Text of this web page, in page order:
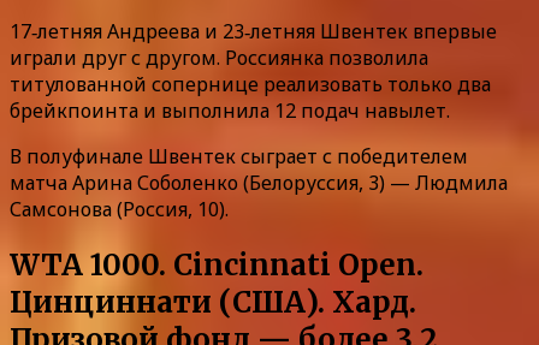
17‑летняя Андреева и 23‑летняя Швентек впервые
играли друг с другом. Россиянка позволила
титулованной сопернице реализовать только два
брейкпоинта и выполнила 12 подач навылет.
В полуфинале Швентек сыграет с победителем
матча Арина Соболенко (Белоруссия, 3) — Людмила
Самсонова (Россия, 10).
WTA 1000. Cincinnati Open.
Цинциннати (США). Хард.